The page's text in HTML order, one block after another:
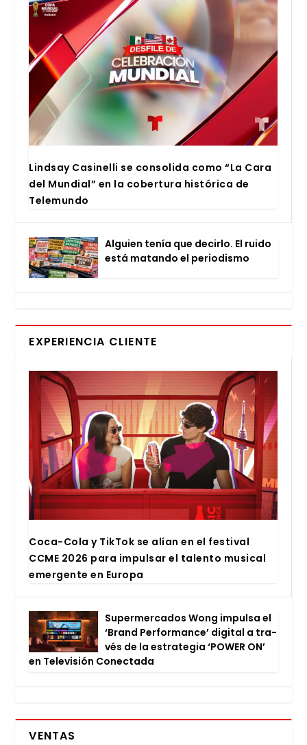
Lind­say Casi­ne­lli se con­so­li­da como “La Cara
del Mun­dial” en la cober­tu­ra his­tó­ri­ca de
Tele­mun­do
Alguien tenía que decir­lo. El rui­do
está matan­do el perio­dis­mo
EXPERIENCIA CLIENTE
Coca-Cola y Tik­Tok se alían en el fes­ti­val
CCME 2026 para impul­sar el talen­to musi­cal
emer­gen­te en Euro­pa
Super­mer­ca­dos Wong impul­sa el
‘Brand Per­for­man­ce’ digi­tal a tra­
vés de la estra­te­gia ‘POWER ON’
en Tele­vi­sión Conec­ta­da
VENTAS